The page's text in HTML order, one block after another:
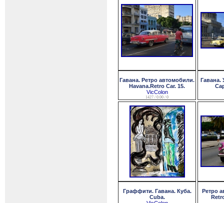
Гавана. Ретро автомобили.
Havana.Retro Car. 15.
VicColon
1427 / 0.00 / 0
Гавана.
Граффити. Гавана. Куба.
Cuba.
Ретро